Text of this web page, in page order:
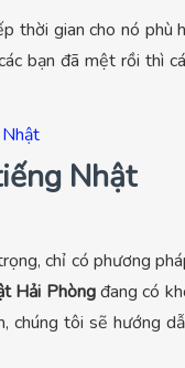
thời gian cho nó phù
bạn đã mệt rồi thì
Nhật
chỉ có phương
Hải Phòngđang có
tôi sẽ hướng